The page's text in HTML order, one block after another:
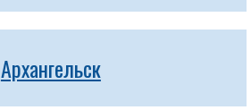
Архангельск